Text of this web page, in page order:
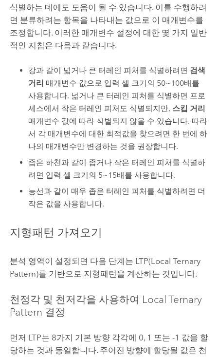
식별하는 데에도 도움이 될 수 있습니다. 이를 수행하려
면 분류하려는 항목을 나타내는 값으로 이 매개변수를
조정합니다. 이러한 매개변수 설정에 대한 몇 가지 일반
적인 지침은 다음과 같습니다.
강과 같이 넓거나 큰 터레인 피처를 식별하려면 검색
거리 매개변수 값으로 입력 셀 크기의 50~100배를
사용합니다. 넓거나 큰 터레인 피처를 식별하면 프로
세스에서 작은 터레인 피처도 식별되지만, 스킵 거리
매개변수 값에 따라 식별되지 않을 수 있습니다. 따라
서 각 매개변수에 대한 최적값을 찾으려면 한 번에 하
나의 매개변수만 변경하는 것을 권장합니다.
좁은 하천과 같이 좁거나 작은 터레인 피처를 식별하
려면 입력 셀 크기의 5~15배를 사용합니다.
능선과 같이 매우 좁은 터레인 피처를 식별하려면 더
작은 값을 사용합니다.
지형패턴 가져오기
분석 영역이 설정되면 다음 단계는 LTP(Local Ternary
Pattern)를 기반으로 지형패턴을 계산하는 것입니다.
천정각 및 천저각을 사용하여 Local Ternary
Pattern 결정
먼저 LTP는 8가지 기본 방향 각각에 0, 1 또는 -1 값을 할
당하는 것과 동일합니다. 주어진 방향에 할당될 값은 천